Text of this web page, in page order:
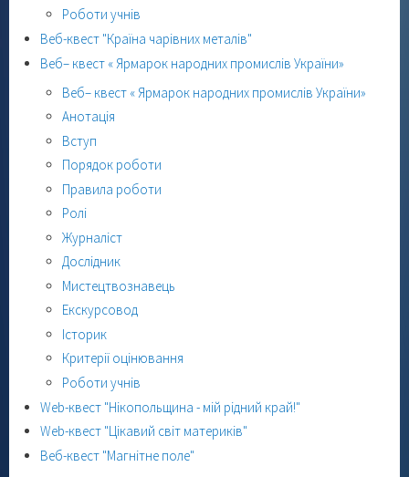
Роботи учнів
Веб-квест "Країна чарівних металів"
Веб– квест « Ярмарок народних промислів України»
Веб– квест « Ярмарок народних промислів України»
Анотація
Вступ
Порядок роботи
Правила роботи
Ролі
Журналіст
Дослідник
Мистецтвознавець
Екскурсовод
Історик
Критерії оцінювання
Роботи учнів
Web-квест "Нікопольщина - мій рідний край!"
Web-квест "Цікавий світ материків"
Веб-квест "Магнітне поле"